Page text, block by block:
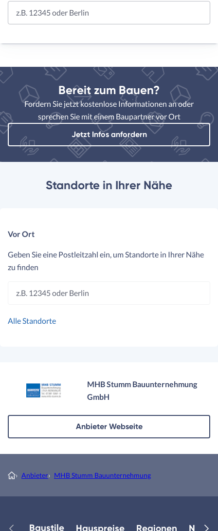
z.B. 12345 oder Berlin
Bereit zum Bauen?
Fordern Sie jetzt kostenlose Informationen an oder
sprechen Sie mit einem Baupartner vor Ort
Jetzt Infos anfordern
Standorte in Ihrer Nähe
Vor Ort
Geben Sie eine Postleitzahl ein, um Standorte in Ihrer Nähe
zu finden
z.B. 12345 oder Berlin
Alle Standorte
MHB Stumm Bauunternehmung
GmbH
Anbieter Webseite
› Anbieter› MHB Stumm Bauunternehmung
Baustile Hauspreise Regionen